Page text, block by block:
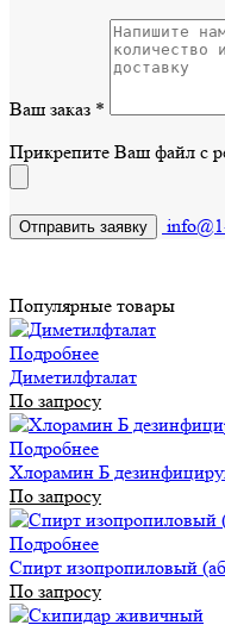
Ваш заказ *
Прикрепите Ваш файл с
Популярные товары
Подробнее
Диметилфталат
По запросу
Подробнее
Хлорамин Б
По запросу
Подробнее
Спирт изопропиловый
По запросу